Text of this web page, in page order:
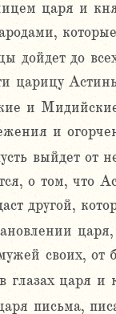
царя и
дойдет до
царицу
и
и
выйдет от
о том, что
другой,
царя,
своих, от
глазах царя
письма,